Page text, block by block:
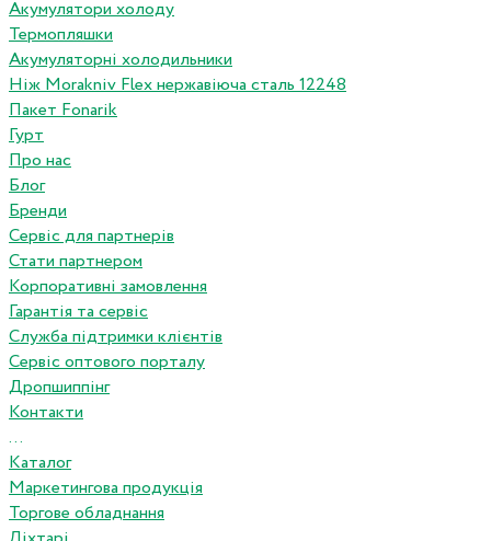
Акумулятори холоду
Термопляшки
Акумуляторні холодильники
Ніж Morakniv Flex нержавіюча сталь 12248
Пакет Fonarik
Гурт
Про нас
Блог
Бренди
Сервіс для партнерів
Стати партнером
Корпоративні замовлення
Гарантія та сервіс
Служба підтримки клієнтів
Сервіс оптового порталу
Дропшиппінг
Контакти
...
Каталог
Маркетингова продукція
Торгове обладнання